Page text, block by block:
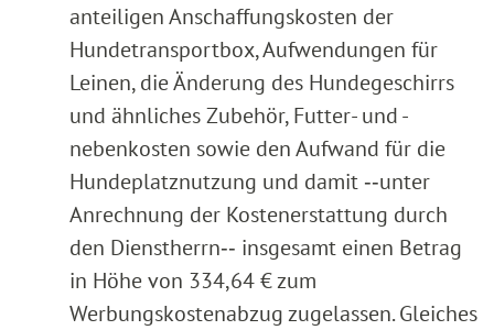
anteiligen Anschaffungskosten der
Hundetransportbox, Aufwendungen für
Leinen, die Änderung des Hundegeschirrs
und ähnliches Zubehör, Futter- und -
nebenkosten sowie den Aufwand für die
Hundeplatznutzung und damit ‑‑unter
Anrechnung der Kostenerstattung durch
den Dienstherrn‑‑ insgesamt einen Betrag
in Höhe von 334,64 € zum
Werbungskostenabzug zugelassen. Gleiches